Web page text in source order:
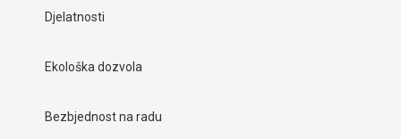
Djelatnosti
Ekološka dozvola
Bezbjednost na radu